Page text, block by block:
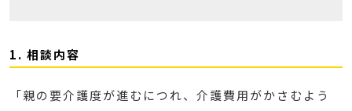
1. 相談内容
「親の要介護度が進むにつれ、介護費用がかさむよう